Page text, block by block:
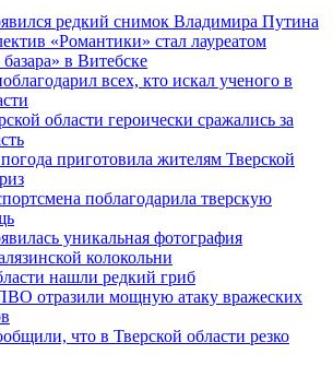
редкий снимок Владимира Путина
«Романтики» стал лауреатом
в Витебске
всех, кто искал ученого в
области героически сражались за
приготовила жителям Тверской
поблагодарила тверскую
уникальная фотография
колокольни
нашли редкий гриб
отразили мощную атаку вражеских
что в Тверской области резко